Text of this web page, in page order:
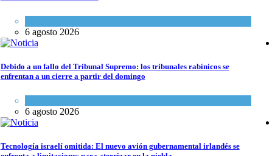
6 agosto 2026
Debido a un fallo del Tribunal Supremo: los tribunales rabínicos se
enfrentan a un cierre a partir del domingo
6 agosto 2026
Tecnología israelí omitida: El nuevo avión gubernamental irlandés se